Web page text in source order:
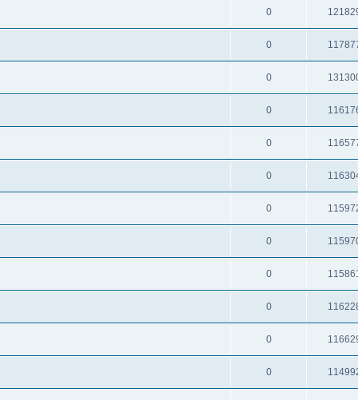
0
0
0
0
0
0
0
0
0 115861
0
0
0